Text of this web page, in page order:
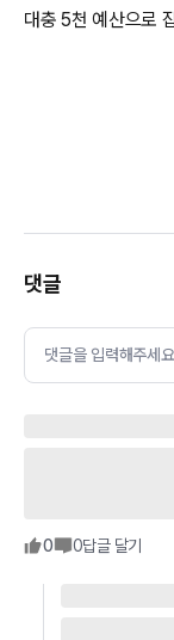
대충 5천 예산으로
댓글
댓글을 입력해주세
0 0답글 달기